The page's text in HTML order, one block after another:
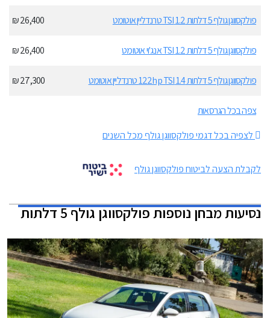
פולקסווגן גולף 5 דלתות 1.2 TSI טרנדליין אוטומט 26,400 ₪
פולקסווגן גולף 5 דלתות 1.2 TSI אנג'וי אוטומט 26,400 ₪
פולקסווגן גולף 5 דלתות 1.4 122hp TSI טרנדליין אוטומט 27,300 ₪
צפה בכל הגרסאות
לצפיה בכל דגמי פולקסווגן גולף מכל השנים
לקבלת הצעה לביטוח פולקסווגן גולף
נסיעות מבחן נוספותפולקסווגן גולף 5 דלתות